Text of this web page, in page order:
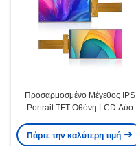
Προσαρμοσμένο Μέγεθος IPS
Portrait TFT Οθόνη LCD Δύο
480×854
Πάρτε την καλύτερη τιμή